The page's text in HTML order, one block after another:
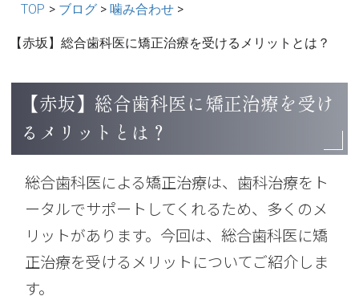
TOP > ブログ > 噛み合わせ >
【赤坂】総合歯科医に矯正治療を受けるメリットとは？
« 前の記事へ │記事一覧│ 次の記事へ »
【赤坂】総合歯科医に矯正治療を受け
るメリットとは？
総合歯科医による矯正治療は、歯科治療をト
ータルでサポートしてくれるため、多くのメ
リットがあります。今回は、総合歯科医に矯
正治療を受けるメリットについてご紹介しま
す。